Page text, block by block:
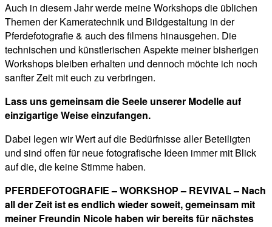
Auch in diesem Jahr werde meine Workshops die üblichen
Themen der Kameratechnik und Bildgestaltung in der
Pferdefotografie & auch des filmens hinausgehen. Die
technischen und künstlerischen Aspekte meiner bisherigen
Workshops bleiben erhalten und dennoch möchte ich noch
sanfter Zeit mit euch zu verbringen.
Lass uns gemeinsam die Seele unserer Modelle auf
einzigartige Weise einzufangen.
Dabei legen wir Wert auf die Bedürfnisse aller Beteiligten
und sind offen für neue fotografische Ideen immer mit Blick
auf die, die keine Stimme haben.
PFERDEFOTOGRAFIE – WORKSHOP – REVIVAL – Nach
all der Zeit ist es endlich wieder soweit, gemeinsam mit
meiner Freundin Nicole haben wir bereits für nächstes